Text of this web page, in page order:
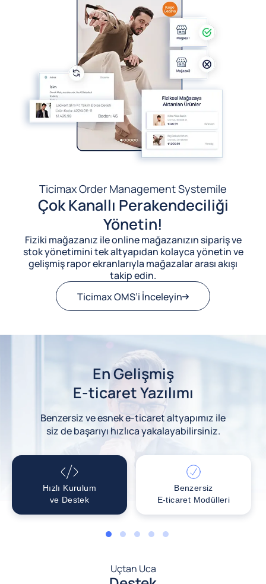
Ticimax Order Management Systemile
Çok Kanallı Perakendeciliği
Yönetin!
Fiziki mağazanız ile online mağazanızın sipariş ve
stok yönetimini tek altyapıdan kolayca yönetin ve
gelişmiş rapor ekranlarıyla mağazalar arası akışı
takip edin.
Ticimax OMS’i İnceleyin
En Gelişmiş
E-ticaret Yazılımı
Benzersiz ve esnek e-ticaret altyapımız ile
siz de başarıyı hızlıca yakalayabilirsiniz.
Hızlı Kurulum
ve Destek
Benzersiz
E-ticaret Modülleri
1 2 3 4 5
Uçtan Uca